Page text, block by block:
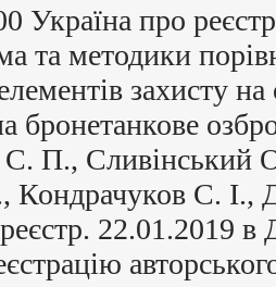
Україна про
та методики
захисту на
бронетанкове
С. П.,
С. І.,
22.01.2019 в